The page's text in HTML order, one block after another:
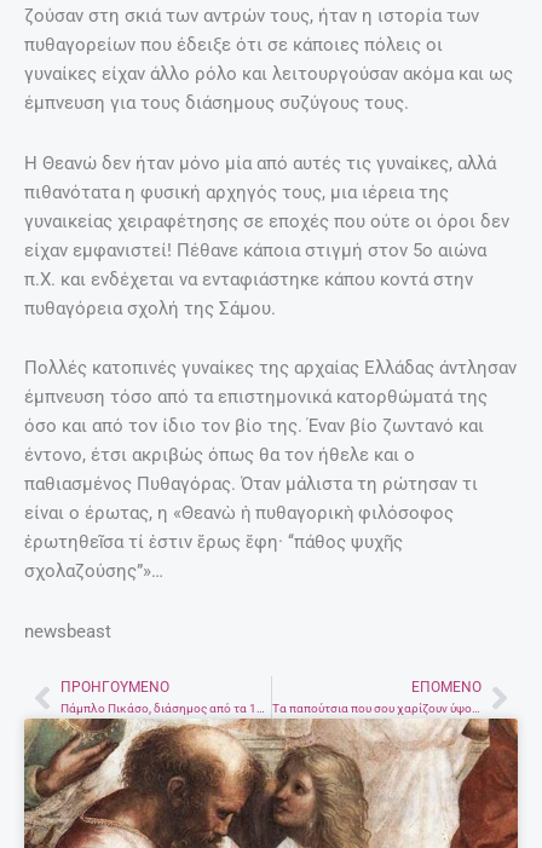
ζούσαν στη σκιά των αντρών τους, ήταν η ιστορία των
πυθαγορείων που έδειξε ότι σε κάποιες πόλεις οι
γυναίκες είχαν άλλο ρόλο και λειτουργούσαν ακόμα και ως
έμπνευση για τους διάσημους συζύγους τους.
Η Θεανώ δεν ήταν μόνο μία από αυτές τις γυναίκες, αλλά
πιθανότατα η φυσική αρχηγός τους, μια ιέρεια της
γυναικείας χειραφέτησης σε εποχές που ούτε οι όροι δεν
είχαν εμφανιστεί! Πέθανε κάποια στιγμή στον 5ο αιώνα
π.Χ. και ενδέχεται να ενταφιάστηκε κάπου κοντά στην
πυθαγόρεια σχολή της Σάμου.
Πολλές κατοπινές γυναίκες της αρχαίας Ελλάδας άντλησαν
έμπνευση τόσο από τα επιστημονικά κατορθώματά της
όσο και από τον ίδιο τον βίο της. Έναν βίο ζωντανό και
έντονο, έτσι ακριβώς όπως θα τον ήθελε και ο
παθιασμένος Πυθαγόρας. Όταν μάλιστα τη ρώτησαν τι
είναι ο έρωτας, η «Θεανὼ ἡ πυθαγορικὴ φιλόσοφος
ἐρωτηθεῖσα τί ἐστιν ἔρως ἔφη· ‘‘πάθος ψυχῆς
σχολαζούσης”»…
newsbeast
PrevΠΡΟΗΓΟΎΜΕΝΟ
Πάμπλο Πικάσο, διάσημος από τα 14 του άφησε πίσω του 20.000 έργα!
ΕΠΌΜΕΝΟ
Τα παπούτσια που σου χαρίζουν ύψος χωρίς να είναι ψηλοτάκουνα